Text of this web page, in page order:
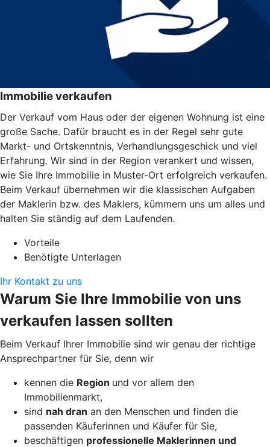
Immobilie verkaufen
Der Verkauf vom Haus oder der eigenen Wohnung ist eine
große Sache. Dafür braucht es in der Regel sehr gute
Markt- und Ortskenntnis, Verhandlungsgeschick und viel
Erfahrung. Wir sind in der Region verankert und wissen,
wie Sie Ihre Immobilie in Muster-Ort erfolgreich verkaufen.
Beim Verkauf übernehmen wir die klassischen Aufgaben
der Maklerin bzw. des Maklers, kümmern uns um alles und
halten Sie ständig auf dem Laufenden.
Vorteile
Benötigte Unterlagen
Ihr Kontakt zu uns
Warum Sie Ihre Immobilie von uns
verkaufen lassen sollten
Beim Verkauf Ihrer Immobilie sind wir genau der richtige
Ansprechpartner für Sie, denn wir
kennen die Region und vor allem den
Immobilienmarkt,
sind nah dran an den Menschen und finden die
passenden Käuferinnen und Käufer für Sie,
beschäftigen professionelle Maklerinnen und